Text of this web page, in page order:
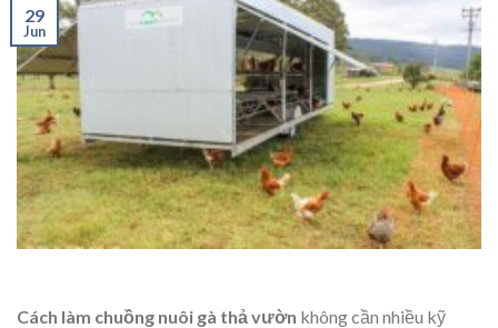
29
Jun
Cách làm chuồng nuôi gà thả vườn không cần nhiều kỹ